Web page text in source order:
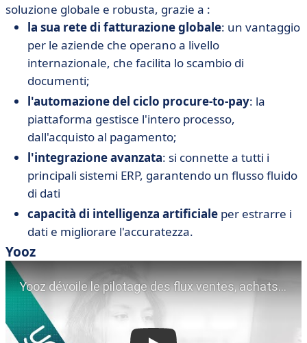
soluzione globale e robusta, grazie a :
la sua rete di fatturazione globale: un vantaggio
per le aziende che operano a livello
internazionale, che facilita lo scambio di
documenti;
l'automazione del ciclo procure-to-pay: la
piattaforma gestisce l'intero processo,
dall'acquisto al pagamento;
l'integrazione avanzata: si connette a tutti i
principali sistemi ERP, garantendo un flusso fluido
di dati
capacità di intelligenza artificiale per estrarre i
dati e migliorare l'accuratezza.
Yooz